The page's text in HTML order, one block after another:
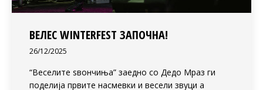
ВЕЛЕС WINTERFEST ЗАПОЧНА!
26/12/2025
“Веселите ѕвончиња” заедно со Дедо Мраз ги
поделија првите насмевки и весели звуци а